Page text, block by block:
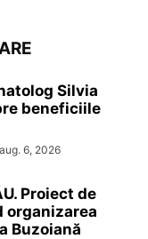
Silvia
beneficiile
aug. 6, 2026
Proiect de
organizarea
Buzoiană